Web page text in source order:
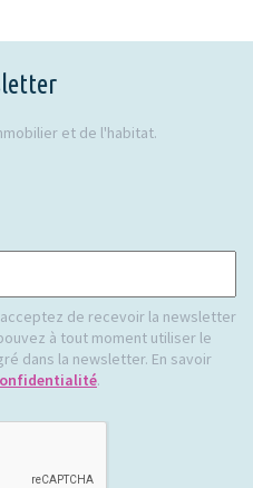
et de l'habitat.
de recevoir la newsletter
à tout moment utiliser le
dans la newsletter. En savoir
.